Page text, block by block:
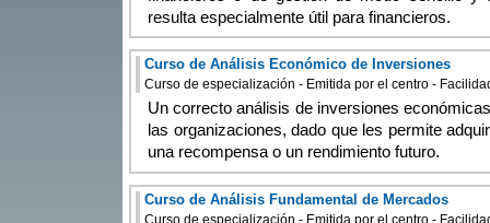
resulta especialmente útil para financieros.
Curso de Análisis Económico de Inversiones
Curso de especialización - Emitida por el centro -
Un correcto análisis de inversiones
las organizaciones, dado que les permite
una recompensa o un rendimiento futuro.
Curso de Análisis Fundamental de Mercados
Curso de especialización - Emitida por el centro -